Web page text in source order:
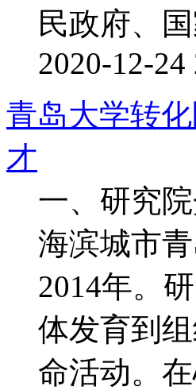
民政府、
2020-12-24
青岛大学转
才
一、研究
海滨城市
2014年。
体发育到
命活动。